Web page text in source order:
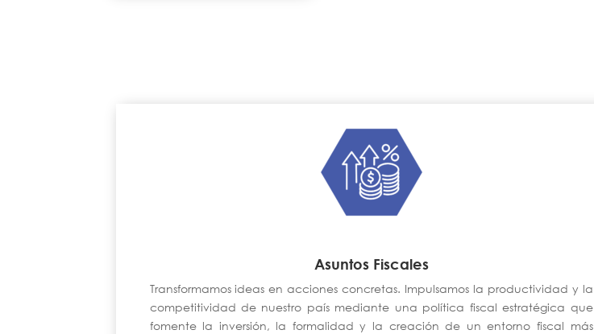
Asuntos Fiscales
Transformamos ideas en acciones concretas. Impulsamos la productividad y la
competitividad de nuestro país mediante una política fiscal estratégica que
fomente la inversión, la formalidad y la creación de un entorno fiscal más